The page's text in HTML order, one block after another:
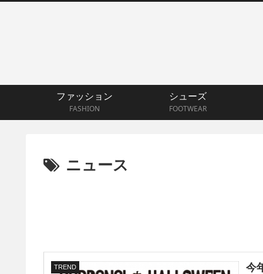
ファッション
FASHION
シューズ
FOOTWEAR
ニュース
TREND
今